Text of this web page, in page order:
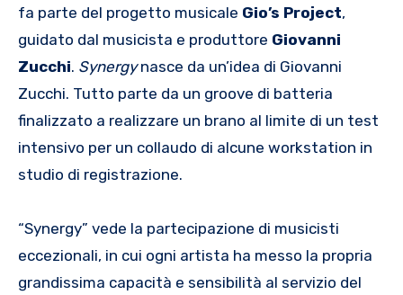
fa parte del progetto musicale Gio’s Project,
guidato dal musicista e produttore Giovanni
Zucchi. Synergynasce da un’idea di Giovanni
Zucchi. Tutto parte da un groove di batteria
finalizzato a realizzare un brano al limite di un test
intensivo per un collaudo di alcune workstation in
studio di registrazione.
“Synergy” vede la partecipazione di musicisti
eccezionali, in cui ogni artista ha messo la propria
grandissima capacità e sensibilità al servizio del